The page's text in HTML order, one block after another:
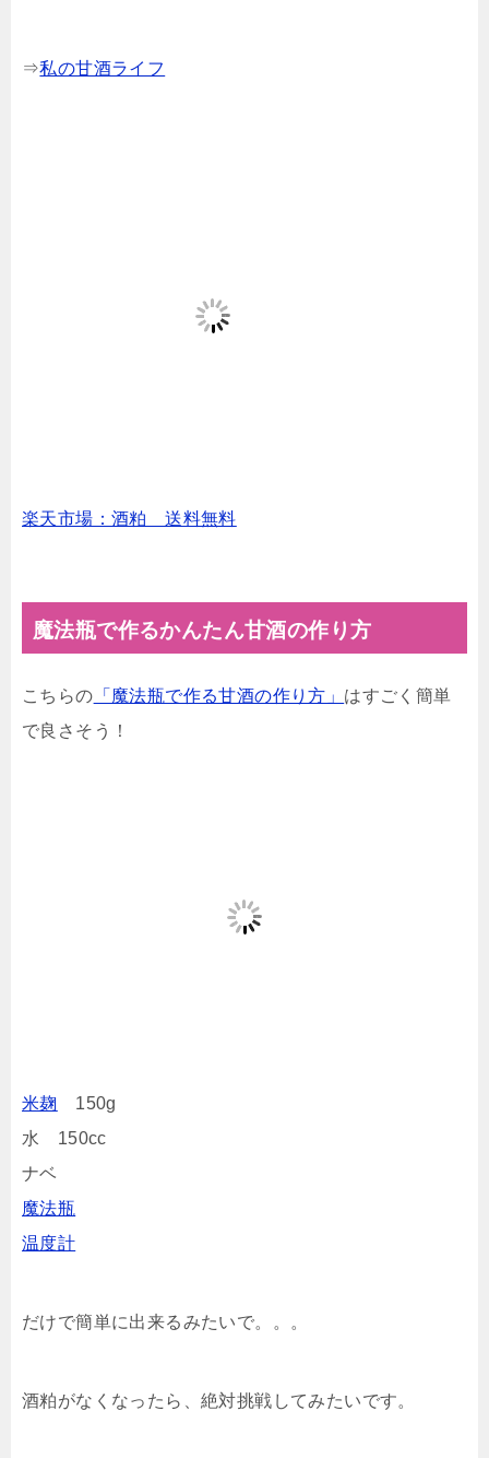
⇒私の甘酒ライフ
楽天市場：酒粕 送料無料
魔法瓶で作るかんたん甘酒の作り方
こちらの 「魔法瓶で作る甘酒の作り方」 はすごく簡単
で良さそう！
米麹
150g
水 150cc
ナベ
魔法瓶
温度計
だけで簡単に出来るみたいで。。。
酒粕がなくなったら、絶対挑戦してみたいです。